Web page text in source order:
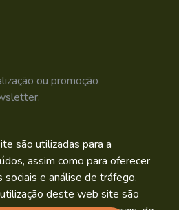
ou promoção
são utilizadas para a
assim como para oferecer
e análise de tráfego.
deste web site são